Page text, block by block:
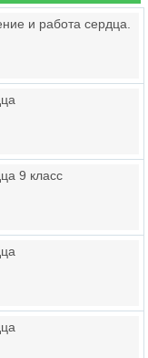
и работа сердца.
9 класс